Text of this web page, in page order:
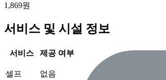
1,869원
서비스 및 시설 정보
서비스 제공 여부
셀프 없음